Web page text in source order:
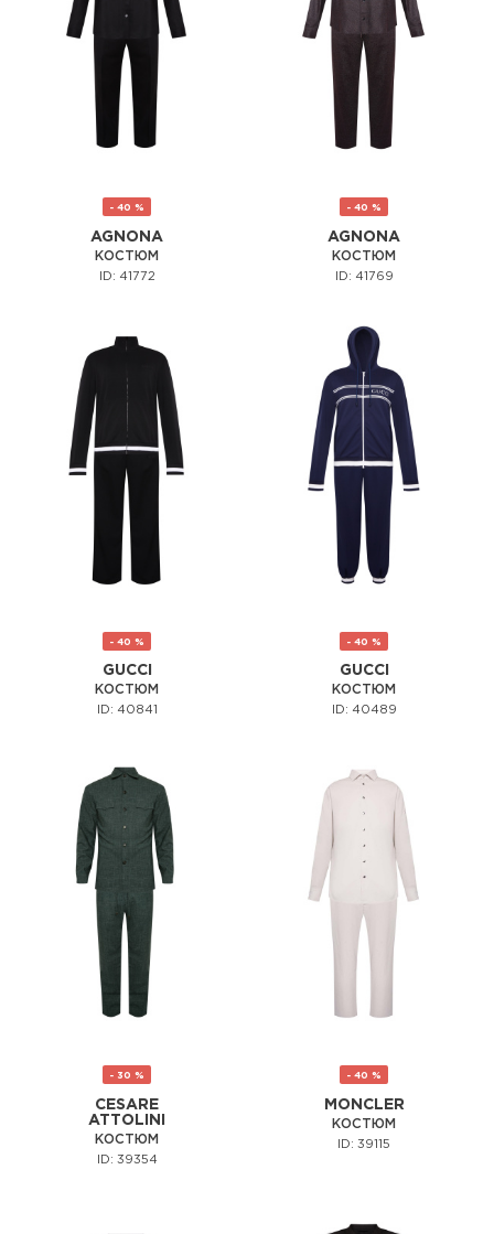
- 40 %
AGNONA
КОСТЮМ
ID: 41772
- 40 %
AGNONA
КОСТЮМ
ID: 41769
- 40 %
GUCCI
КОСТЮМ
ID: 40841
- 40 %
GUCCI
КОСТЮМ
ID: 40489
- 30 %
CESARE
ATTOLINI
КОСТЮМ
ID: 39354
- 40 %
MONCLER
КОСТЮМ
ID: 39115